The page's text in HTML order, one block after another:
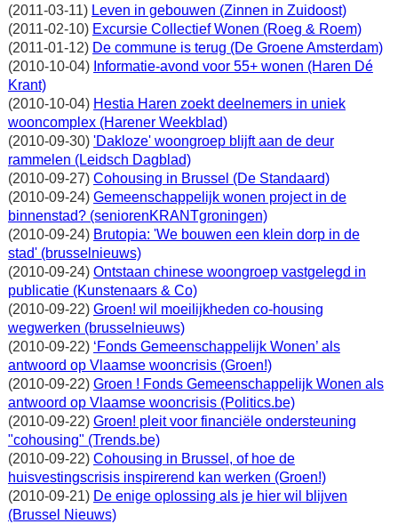
(2011-03-11) Leven in gebouwen (Zinnen in Zuidoost)
(2011-02-10) Excursie Collectief Wonen (Roeg & Roem)
(2011-01-12) De commune is terug (De Groene Amsterdam)
(2010-10-04) Informatie-avond voor 55+ wonen (Haren Dé
Krant)
(2010-10-04) Hestia Haren zoekt deelnemers in uniek
wooncomplex (Harener Weekblad)
(2010-09-30) 'Dakloze' woongroep blijft aan de deur
rammelen (Leidsch Dagblad)
(2010-09-27) Cohousing in Brussel (De Standaard)
(2010-09-24) Gemeenschappelijk wonen project in de
binnenstad? (seniorenKRANTgroningen)
(2010-09-24) Brutopia: 'We bouwen een klein dorp in de
stad' (brusselnieuws)
(2010-09-24) Ontstaan chinese woongroep vastgelegd in
publicatie (Kunstenaars & Co)
(2010-09-22) Groen! wil moeilijkheden co-housing
wegwerken (brusselnieuws)
(2010-09-22) ‘Fonds Gemeenschappelijk Wonen’ als
antwoord op Vlaamse wooncrisis (Groen!)
(2010-09-22) Groen ! Fonds Gemeenschappelijk Wonen als
antwoord op Vlaamse wooncrisis (Politics.be)
(2010-09-22) Groen! pleit voor financiële ondersteuning
"cohousing" (Trends.be)
(2010-09-22) Cohousing in Brussel, of hoe de
huisvestingscrisis inspirerend kan werken (Groen!)
(2010-09-21) De enige oplossing als je hier wil blijven
(Brussel Nieuws)